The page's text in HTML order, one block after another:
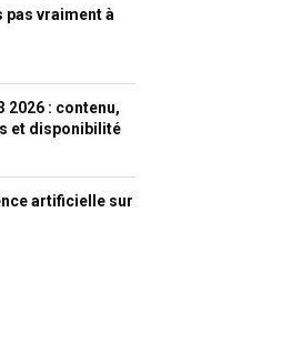
pas vraiment à
2026 : contenu,
et disponibilité
artificielle sur